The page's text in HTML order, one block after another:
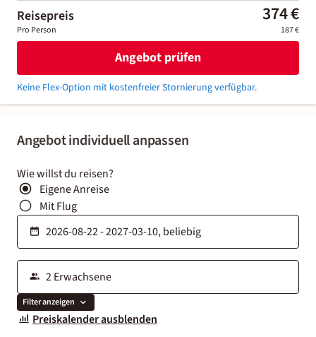
Angebot individuell anpassen
Wie willst du reisen?
Eigene Anreise
Mit Flug
Filter anzeigen
Preiskalender ausblenden
Reisepreis 374 €
Pro Person 187 €
Angebot prüfen
Keine Flex-Option mit kostenfreier Stornierung verfügbar.